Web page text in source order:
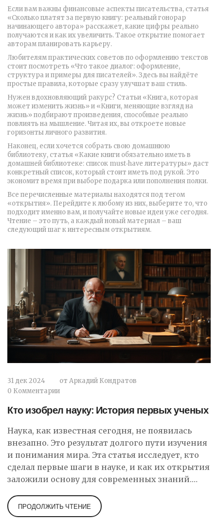
Если вам важны финансовые аспекты писательства, статья
«Сколько платят за первую книгу: реальный гонорар
начинающего автора» расскажет, какие цифры реально
получаются и как их увеличить. Такое открытие помогает
авторам планировать карьеру.
Любителям практических советов по оформлению текстов
стоит посмотреть «Что такое диалог: оформление,
структура и примеры для писателей». Здесь вы найдёте
простые правила, которые сразу улучшат ваш стиль.
Нужен вдохновляющий ракурс? Статьи «Книга, которая
может изменить жизнь» и «Книги, меняющие взгляд на
жизнь» подбирают произведения, способные реально
повлиять на мышление. Читая их, вы откроете новые
горизонты личного развития.
Наконец, если хочется собрать свою домашнюю
библиотеку, статья «Какие книги обязательно иметь в
домашней библиотеке: список must‑have литературы» даст
конкретный список, который стоит иметь под рукой. Это
экономит время при выборе подарка или пополнения полки.
Все перечисленные материалы находятся под тегом
«открытия». Перейдите к любому из них, выберите то, что
подходит именно вам, и получайте новые идеи уже сегодня.
Чтение – это путь, а каждый новый материал – ваш
следующий шаг к интересным открытиям.
31 дек 2024 от Аркадий Кондратов
0 Комментарии
Кто изобрел науку: История первых ученых
Наука, как известная сегодня, не появилась
внезапно. Это результат долгого пути изучения
и понимания мира. Эта статья исследует, кто
сделал первые шаги в науке, и как их открытия
заложили основу для современных знаний.
наше понимание природы.
ПРОДОЛЖИТЬ ЧТЕНИЕ